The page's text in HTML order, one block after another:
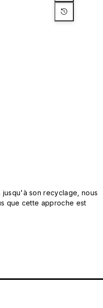
son recyclage, nous
que cette approche est